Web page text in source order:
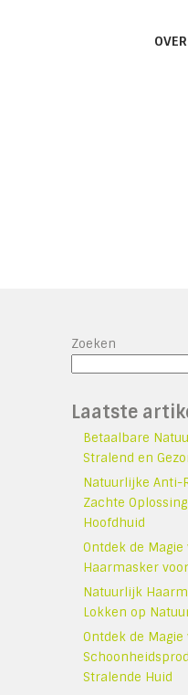
Zoeken
Laatste
Betaalbare
Stralend en
Natuurlijke Anti-
Zachte
Hoofdhuid
Ontdek de
Haarmasker
Natuurlijk
Lokken op
Ontdek de
Stralende Huid